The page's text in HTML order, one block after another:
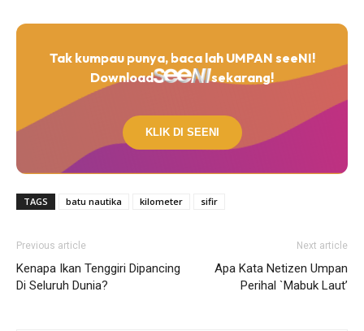
Tak kumpau punya, baca lah UMPAN seeNI!
Download
sekarang!
KLIK DI SEENI
TAGS batu nautika kilometer sifir
Previous article
Kenapa Ikan Tenggiri Dipancing
Di Seluruh Dunia?
Next article
Apa Kata Netizen Umpan
Perihal `Mabuk Laut’